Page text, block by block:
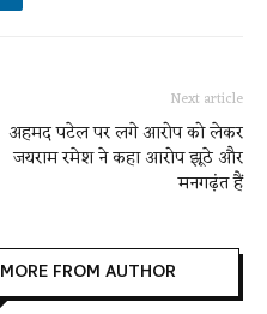
Next article
अहमद पटेल पर लगे आरोप को लेकर
जयराम रमेश ने कहा आरोप झूठे और
मनगढ़ंत हैं
MORE FROM AUTHOR